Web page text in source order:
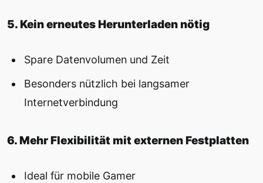
5. Kein erneutes Herunterladen nötig
Spare Datenvolumen und Zeit
Besonders nützlich bei langsamer
Internetverbindung
6. Mehr Flexibilität mit externen Festplatten
Ideal für mobile Gamer